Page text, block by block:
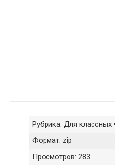
Рубрика: Для классных
Формат: zip
Просмотров: 283